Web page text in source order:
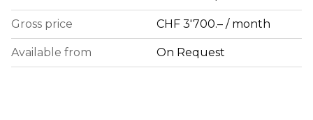
Gross price CHF 3'700.– / month
Available from On Request